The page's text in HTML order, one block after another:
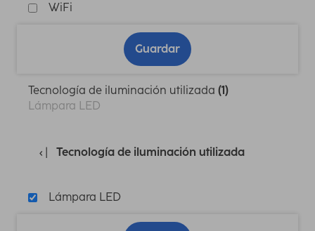
WiFi
Guardar
Tecnología de iluminación utilizada (1)
Lámpara LED
Tecnología de iluminación utilizada
Lámpara LED